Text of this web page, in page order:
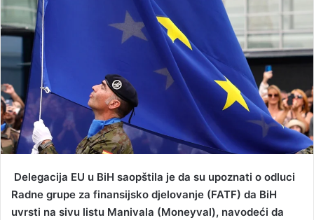
l
Delegacija EU u BiH saopštila je da su upoznati o odluci
Radne grupe za finansijsko djelovanje (FATF) da BiH
uvrsti na sivu listu Manivala (Moneyval), navodeći da